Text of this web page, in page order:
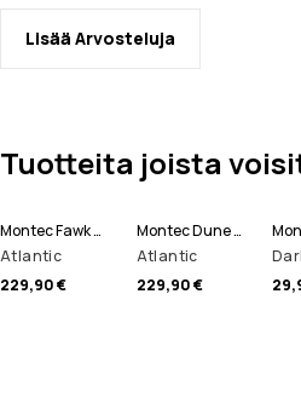
Lisää Arvosteluja
Tuotteita joista
Montec Fawk W Lumilautailutakki Naiset
Atlantic
229,90 €
Montec Dune W Laskettelutakki Naiset
Atlantic
229,90 €